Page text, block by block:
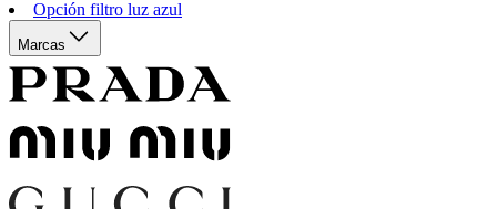
Opción filtro luz azul
Marcas